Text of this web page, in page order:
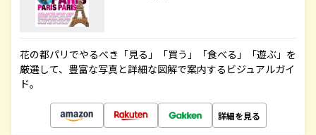
花の都パリでやるべき「見る」「買う」「食べる」「遊ぶ」を
厳選して、豊富な写真と詳細な図解で案内するビジュアルガイ
ド。
詳細を見る